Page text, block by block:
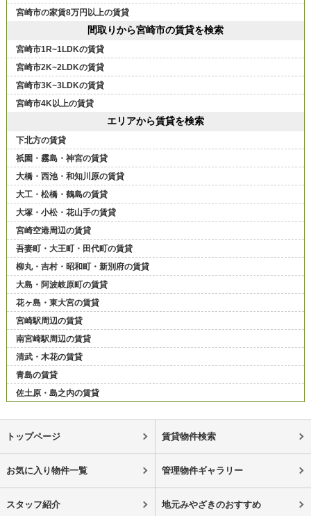
宮崎市の家賃8万円以上の賃貸
間取りから宮崎市の賃貸を検索
宮崎市1R~1LDKの賃貸
宮崎市2K~2LDKの賃貸
宮崎市3K~3LDKの賃貸
宮崎市4K以上の賃貸
エリアから賃貸を検索
下北方の賃貸
祇園・霧島・神宮の賃貸
大橋・西池・和知川原の賃貸
大工・松橋・鶴島の賃貸
大塚・小松・花山手の賃貸
宮崎空港周辺の賃貸
吾妻町・大王町・田代町の賃貸
柳丸・吉村・昭和町・新別府の賃貸
大島・阿波岐原町の賃貸
花ヶ島・東大宮の賃貸
宮崎駅周辺の賃貸
南宮崎駅周辺の賃貸
清武・木花の賃貸
青島の賃貸
佐土原・島之内の賃貸
トップページ 賃貸物件検索
お気に入り物件一覧 管理物件ギャラリー
スタッフ紹介 地元みやざきのおすすめ